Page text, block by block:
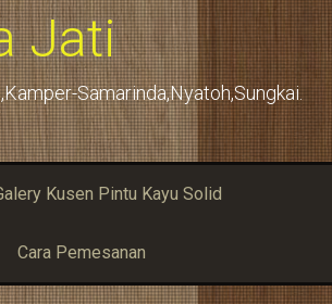
Jati
Samarinda,Nyatoh,Sungkai.
Kusen Pintu Kayu Solid
Cara Pemesanan